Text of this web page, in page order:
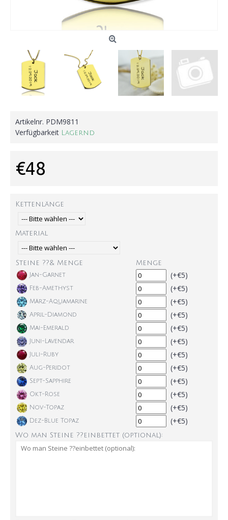
Artikelnr. PDM9811
Verfügbarkeit Lagernd
€48
Kettenlänge
Material
Steine ??& Menge Menge
Jan-Garnet (+€5)
Feb-Amethyst (+€5)
März-Aquamarine (+€5)
April-Diamond (+€5)
Mai-Emerald (+€5)
Juni-Lavendar (+€5)
Juli-Ruby (+€5)
Aug-Peridot (+€5)
Sept-Sapphire (+€5)
Okt-Rose (+€5)
Nov-Topaz (+€5)
Dez-Blue Topaz (+€5)
Wo man Steine ??einbettet (optional):